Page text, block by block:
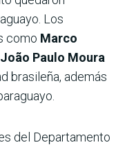
Los
como Marco
João Paulo Moura
brasileña, además
del Departamento